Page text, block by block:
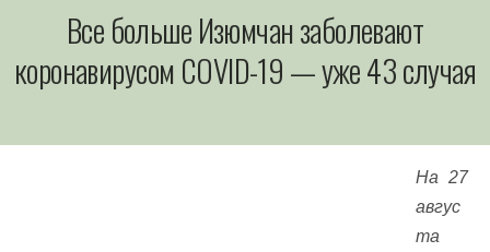
Все больше Изюмчан заболевают
коронавирусом COVID-19 — уже 43 случая
На 27
авгус
та